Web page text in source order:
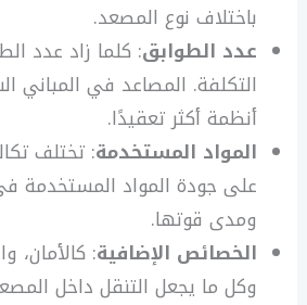
باختلاف نوع المصعد.
عدد الطوابق: كلما زاد عدد
التكلفة. المصاعد في المباني
أنظمة أكثر تعقيدًا.
المواد المستخدمة: تختلف
على جودة المواد المستخدمة
ومدى قوتها.
الخصائص الإضافية: كالأمان،
وكل ما يجعل التنقل داخل